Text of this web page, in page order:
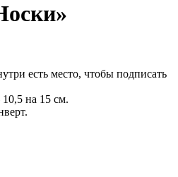
есть место, чтобы подписать
на 15 см.